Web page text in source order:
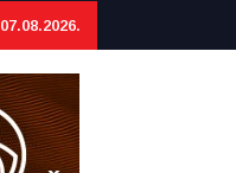
07.08.2026.